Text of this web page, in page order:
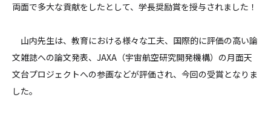
両面で多大な貢献をしたとして、学長奨励賞を授与されました！
山内先生は、教育における様々な工夫、国際的に評価の高い論
文雑誌への論文発表、JAXA（宇宙航空研究開発機構）の月面天
文台プロジェクトへの参画などが評価され、今回の受賞となりま
した。